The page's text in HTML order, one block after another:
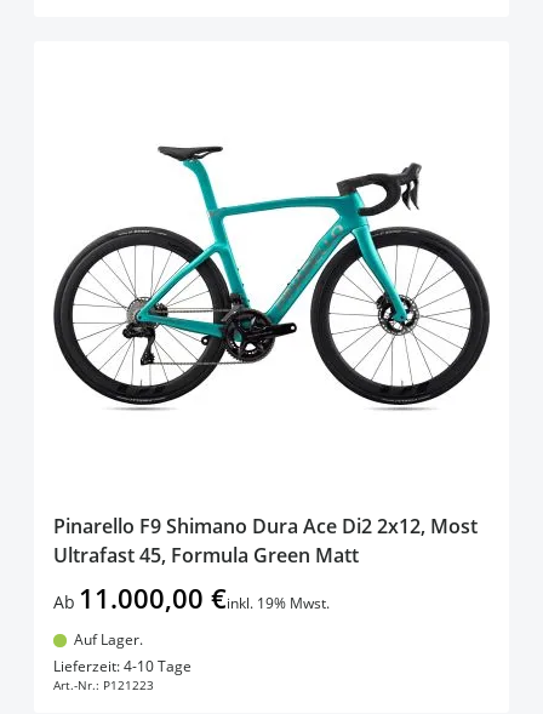
Pinarello F9 Shimano Dura Ace Di2 2x12, Most
Ultrafast 45, Formula Green Matt
Ab 11.000,00 €inkl. 19% Mwst.
Auf Lager.
Lieferzeit: 4-10 Tage
Art.-Nr.: P121223